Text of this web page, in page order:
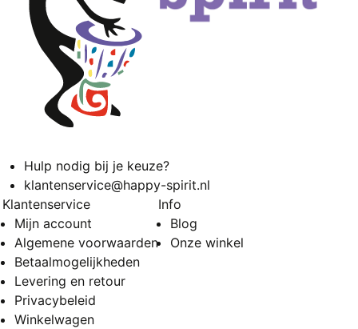
Hulp nodig bij je keuze?
klantenservice@happy-spirit.nl
Klantenservice
Mijn account
Algemene voorwaarden
Betaalmogelijkheden
Levering en retour
Privacybeleid
Winkelwagen
Info
Blog
Onze winkel